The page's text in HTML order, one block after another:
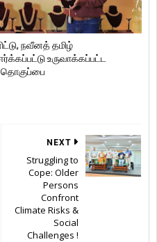
நவீனத் தமிழ்
உருவாக்கப்பட்ட
NEXT
Struggling to
Cope: Older
Persons
Confront
Climate Risks &
Social
Challenges !